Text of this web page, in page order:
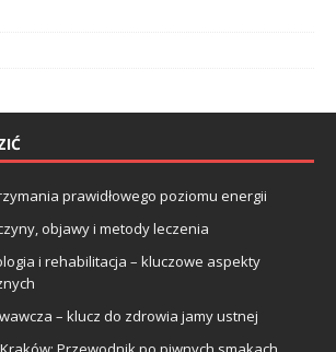
prawidłowego poziomu energii
objawy i metody leczenia
i rehabilitacja – kluczowe aspekty
– klucz do zdrowia jamy ustnej